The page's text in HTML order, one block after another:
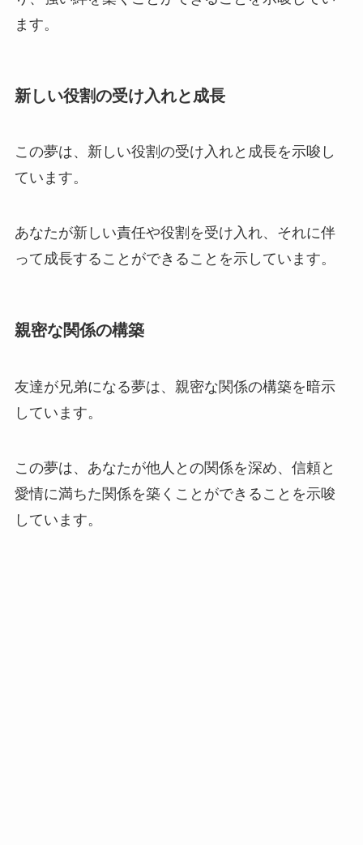
ます。
新しい役割の受け入れと成長
この夢は、新しい役割の受け入れと成長を示唆し
ています。
あなたが新しい責任や役割を受け入れ、それに伴
って成長することができることを示しています。
親密な関係の構築
友達が兄弟になる夢は、親密な関係の構築を暗示
しています。
この夢は、あなたが他人との関係を深め、信頼と
愛情に満ちた関係を築くことができることを示唆
しています。